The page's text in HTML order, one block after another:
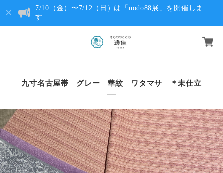
7/10（金）〜7/12（日）は「nodo88展」を開催しま
す
九寸名古屋帯 グレー 華紋 ワタマサ ＊未仕立